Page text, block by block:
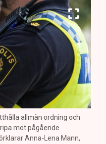
allmän ordning och
mot pågående
Anna-Lena Mann,